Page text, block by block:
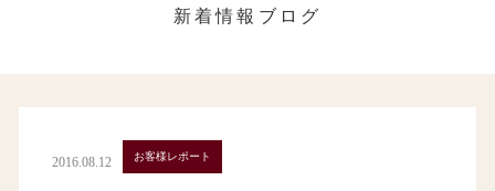
新着情報ブログ
2016.08.12 お客様レポート